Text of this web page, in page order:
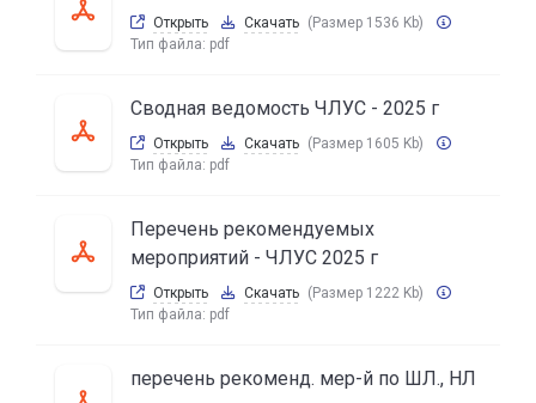
Открыть Скачать (Размер 1536 Kb)
Тип файла: pdf
Сводная ведомость ЧЛУС - 2025 г
Открыть Скачать (Размер 1605 Kb)
Тип файла: pdf
Перечень рекомендуемых
мероприятий - ЧЛУС 2025 г
Открыть Скачать (Размер 1222 Kb)
Тип файла: pdf
перечень рекоменд. мер-й по ШЛ., НЛ